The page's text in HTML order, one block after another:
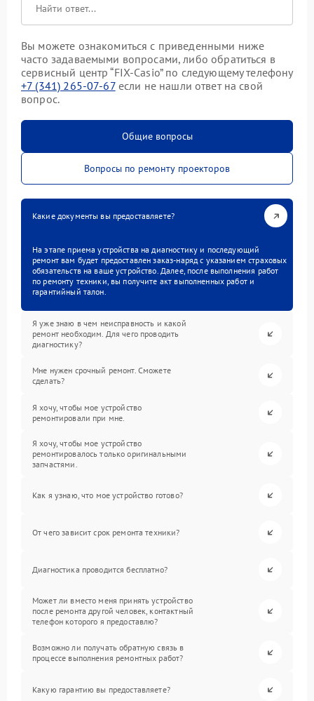
Вы можете ознакомиться с приведенными ниже
часто задаваемыми вопросами, либо обратиться в
сервисный центр “FIX-Casio” по следующему телефону
+7 (341) 265-07-67если не нашли ответ на свой
вопрос.
Общие вопросы
Вопросы по ремонту проекторов
Какие документы вы предоставляете?
На этапе приема устройства на диагностику и последующий
ремонт вам будет предоставлен заказ-наряд с указанием страховых
обязательств на ваше устройство. Далее, после выполнения работ
по ремонту техники, вы получите акт выполненных работ и
гарантийный талон.
Я уже знаю в чем неисправность и какой
ремонт необходим. Для чего проводить
диагностику?
Мне нужен срочный ремонт. Сможете
сделать?
Я хочу, чтобы мое устройство
ремонтировали при мне.
Я хочу, чтобы мое устройство
ремонтировалось только оригинальными
запчастями.
Как я узнаю, что мое устройство готово?
От чего зависит срок ремонта техники?
Диагностика проводится бесплатно?
Может ли вместо меня принять устройство
после ремонта другой человек, контактный
телефон которого я предоставлю?
Возможно ли получать обратную связь в
процессе выполнения ремонтных работ?
Какую гарантию вы предоставляете?